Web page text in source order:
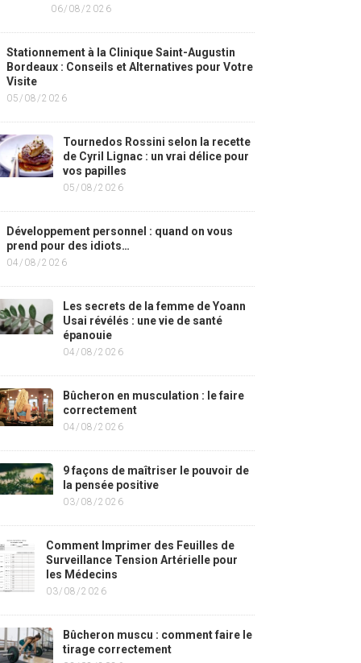
06/08/2026
Stationnement à la Clinique Saint-Augustin
Bordeaux : Conseils et Alternatives pour Votre
Visite
05/08/2026
Tournedos Rossini selon la recette
de Cyril Lignac : un vrai délice pour
vos papilles
05/08/2026
Développement personnel : quand on vous
prend pour des idiots…
04/08/2026
Les secrets de la femme de Yoann
Usai révélés : une vie de santé
épanouie
04/08/2026
Bûcheron en musculation : le faire
correctement
04/08/2026
9 façons de maîtriser le pouvoir de
la pensée positive
03/08/2026
Comment Imprimer des Feuilles de
Surveillance Tension Artérielle pour
les Médecins
03/08/2026
Bûcheron muscu : comment faire le
tirage correctement